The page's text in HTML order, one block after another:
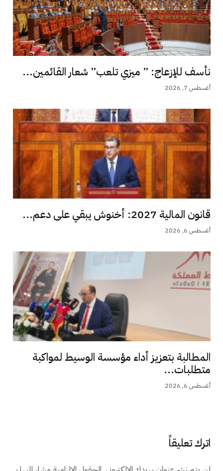
نأسف للإزعاج: ” ميزي تلعب” شعار القائمين...
أغسطس 7, 2026
قانون المالية 2027: أخنوش يبقي على دعم...
أغسطس 6, 2026
المطالبة بتعزيز أداء مؤسسة الوسيط لمواكبة
متطلبات...
أغسطس 6, 2026
اترك تعليقاً